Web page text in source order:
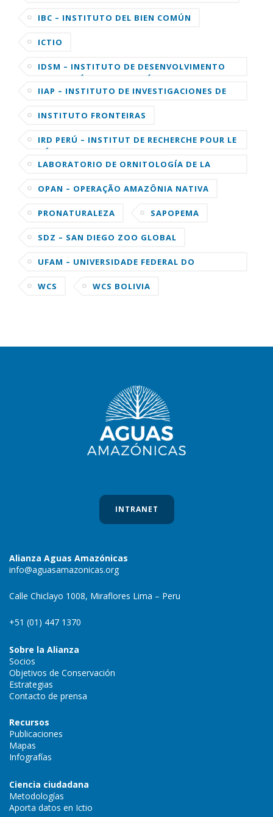
IBC – INSTITUTO DEL BIEN COMÚN
ICTIO
IDSM – INSTITUTO DE DESENVOLVIMENTO
SUSTENTÁVEL MAMIRAUÁ
IIAP – INSTITUTO DE INVESTIGACIONES DE
INSTITUTO FRONTEIRAS
IRD PERÚ – INSTITUT DE RECHERCHE POUR LE
DÉVELOPPEMENT
LABORATORIO DE ORNITOLOGÍA DE LA
OPAN – OPERAÇÃO AMAZÔNIA NATIVA
PRONATURALEZA SAPOPEMA
SDZ – SAN DIEGO ZOO GLOBAL
UFAM – UNIVERSIDADE FEDERAL DO
WCS
WCS BOLIVIA
INTRANET
Alianza Aguas Amazónicas
info@aguasamazonicas.org
Calle Chiclayo 1008, Miraflores Lima – Peru
+51 (01) 447 1370
Sobre la Alianza
Socios
Objetivos de Conservación
Estrategias
Contacto de prensa
Recursos
Publicaciones
Mapas
Infografías
Ciencia ciudadana
Metodologías
Aporta datos en Ictio